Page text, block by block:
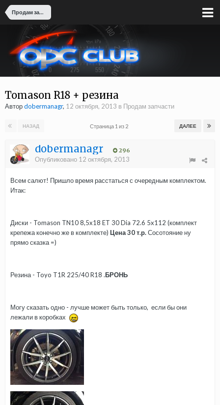
Продам запчасти
Tomason R18 + резина
Авторdobermanagr, 12 октября, 2013 в Продам запчасти
НАЗАД ДАЛЕЕ
Страница 1 из 2
dobermanagr 296
Опубликовано 12 октября, 2013
Всем салют! Пришло время расстаться с очередным комплектом.
Итак:
Диски - Tomason TN10 8,5x18 ET 30 Dia 72.6 5x112 (комплект
крепежа конечно же в комплекте) Цена 30 т.р.Сосотояние ну
прямо сказка =)
Резина - Toyo T1R 225/40 R18 .БРОНЬ
Могу сказать одно - лучше может быть только, если бы они
лежали в коробках